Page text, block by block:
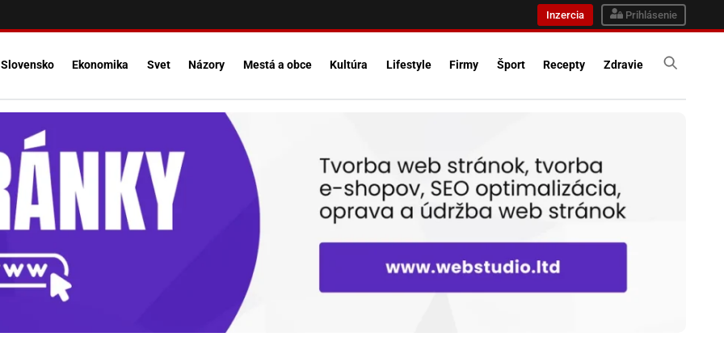
Inzercia Prihlásenie
Slovensko Ekonomika Svet Názory Mestá a obce Kultúra Lifestyle Firmy Šport Recepty Zdravie